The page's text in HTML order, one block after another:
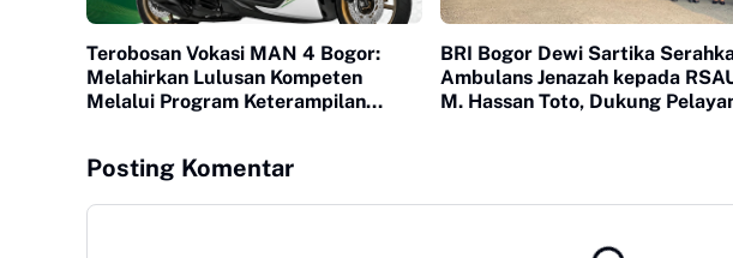
Terobosan Vokasi MAN 4 Bogor:
Melahirkan Lulusan Kompeten
Melalui Program Keterampilan
BRI Bogor Dewi Sartika
Ambulans Jenazah kepada
M. Hassan Toto, Dukung
Posting Komentar